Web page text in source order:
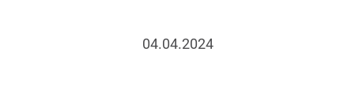
04.04.2024